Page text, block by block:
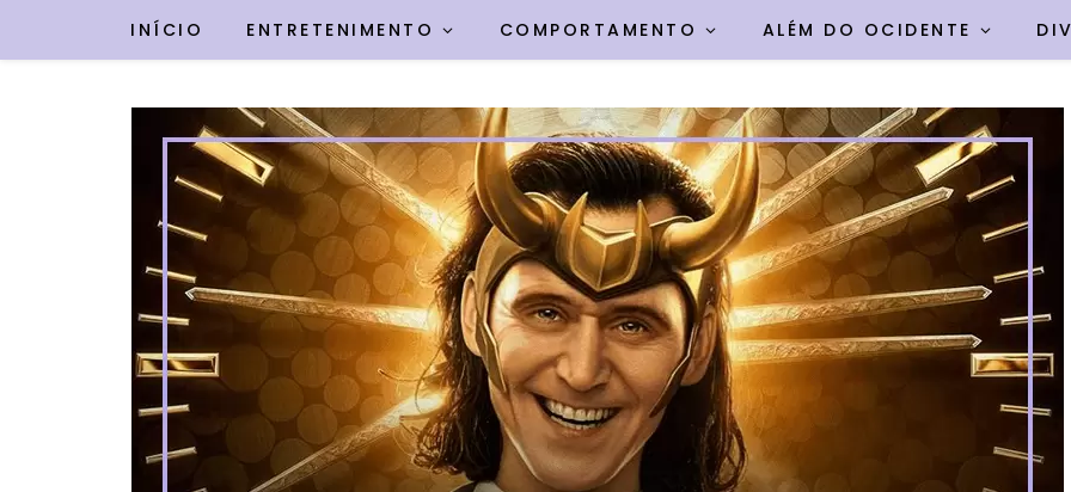
INÍCIO ENTRETENIMENTO COMPORTAMENTO ALÉM DO OCIDENTE